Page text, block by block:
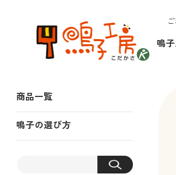
鳴
商品一覧
鳴子の選び方